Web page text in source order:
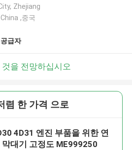
Zhejiang
,중국
급자
것을 전망하십시오
렴 한 가격 으로
4D31 엔진 부품을 위한 연
막대기 고정도 ME999250